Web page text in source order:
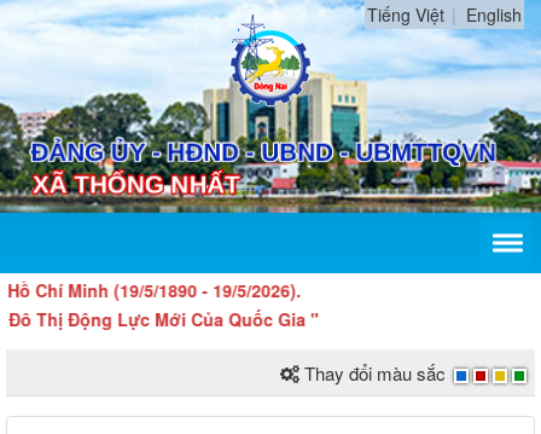
Tiếng Việt English
Minh (19/5/1890 - 19/5/2026).
Động Lực Mới Của Quốc Gia "
Thay đổi màu sắc